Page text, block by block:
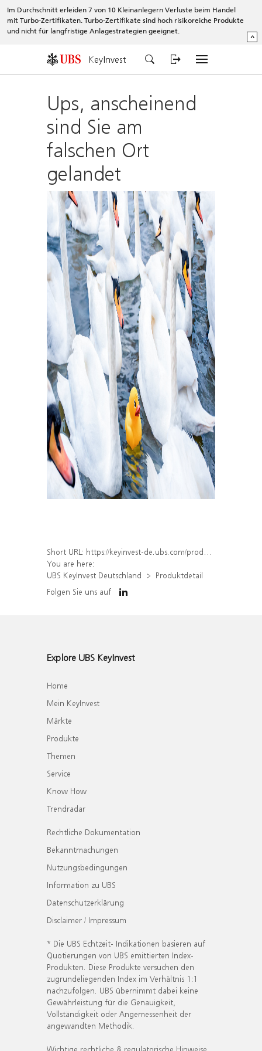
Im Durchschnitt erleiden 7 von 10 Kleinanlegern Verluste beim Handel
mit Turbo-Zertifikaten. Turbo-Zertifikate sind hoch risikoreiche Produkte
und nicht für langfristige Anlagestrategien geeignet.
^
KeyInvest
Ups, anscheinend
sind Sie am
falschen Ort
gelandet
Short URL: https://keyinvest-de.ubs.com/produkt/detail/index/isin/DE000WA73J47
You are here:
UBS KeyInvest Deutschland
Produktdetail
Folgen Sie uns auf
Explore UBS KeyInvest
Home
Mein KeyInvest
Märkte
Produkte
Themen
Service
Know How
Trendradar
Rechtliche Dokumentation
Bekanntmachungen
Nutzungsbedingungen
Information zu UBS
Datenschutzerklärung
Disclaimer / Impressum
* Die UBS Echtzeit- Indikationen basieren auf
Quotierungen von UBS emittierten Index-
Produkten. Diese Produkte versuchen den
zugrundeliegenden Index im Verhältnis 1:1
nachzufolgen. UBS übernimmt dabei keine
Gewährleistung für die Genauigkeit,
Vollständigkeit oder Angemessenheit der
angewandten Methodik.